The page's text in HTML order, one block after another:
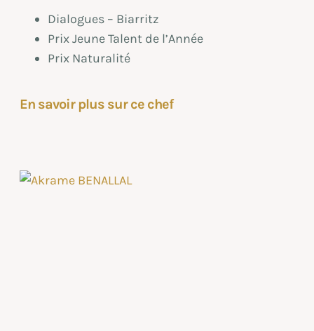
Dialogues – Biarritz
Prix Jeune Talent de l’Année
Prix Naturalité
En savoir plus sur ce chef